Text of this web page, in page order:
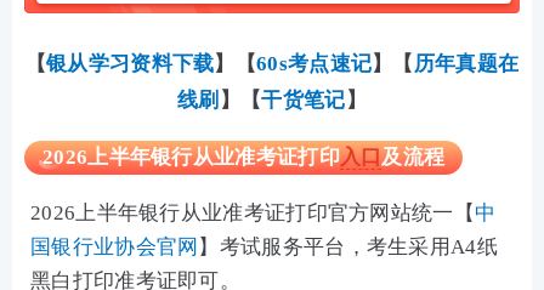
【银从学习资料下载】 【60s考点速记】【 历年真题在
线刷 】 【干货笔记 】
2026上半年银行从业准考证打印入口及流程
2026上半年银行从业准考证打印官方网站统一【 中
国银行业协会官网 】 考试服务平台，考生采用A4纸
黑白打印准考证即可。